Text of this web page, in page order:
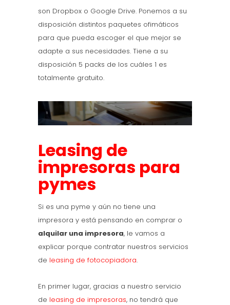
son Dropbox o Google Drive. Ponemos a su
disposición distintos paquetes ofimáticos
para que pueda escoger el que mejor se
adapte a sus necesidades. Tiene a su
disposición 5 packs de los cuáles 1 es
totalmente gratuito.
Leasing de
impresoras para
pymes
Si es una pyme y aún no tiene una
impresora y está pensando en comprar o
alquilar una impresora, le vamos a
explicar porque contratar nuestros servicios
de leasing de fotocopiadora.
En primer lugar, gracias a nuestro servicio
de leasing de impresoras, no tendrá que